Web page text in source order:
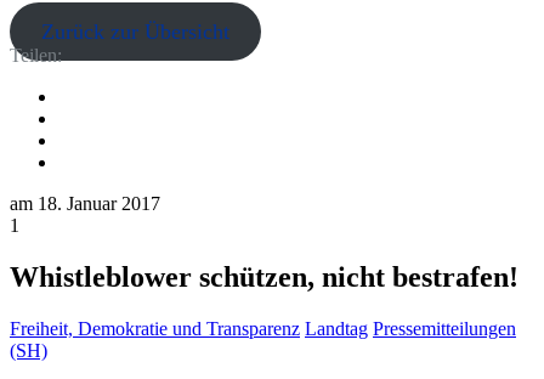
Zurück zur Übersicht
Teilen:
am 18. Januar 2017
1
Whistleblower schützen, nicht bestrafen!
Freiheit, Demokratie und Transparenz Landtag Pressemitteilungen
(SH)